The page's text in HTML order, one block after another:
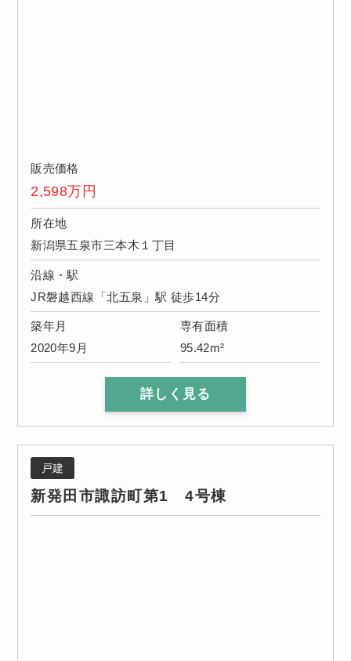
販売価格
2,598万円
所在地
新潟県五泉市三本木１丁目
沿線・駅
JR磐越西線「北五泉」駅 徒歩14分
築年月
2020年9月
専有面積
95.42m²
詳しく見る
戸建
新発田市諏訪町第1 4号棟